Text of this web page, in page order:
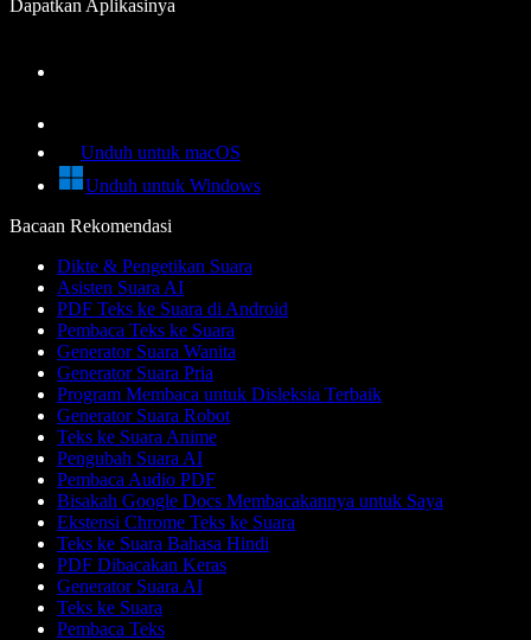
Dapatkan Aplikasinya
Unduh untuk macOS
Unduh untuk Windows
Bacaan Rekomendasi
Dikte & Pengetikan Suara
Asisten Suara AI
PDF Teks ke Suara di Android
Pembaca Teks ke Suara
Generator Suara Wanita
Generator Suara Pria
Program Membaca untuk Disleksia Terbaik
Generator Suara Robot
Teks ke Suara Anime
Pengubah Suara AI
Pembaca Audio PDF
Bisakah Google Docs Membacakannya untuk Saya
Ekstensi Chrome Teks ke Suara
Teks ke Suara Bahasa Hindi
PDF Dibacakan Keras
Generator Suara AI
Teks ke Suara
Pembaca Teks